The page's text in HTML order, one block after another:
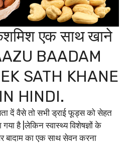
एक साथ खाने
BAADAM
SATH KHANE
HINDI.
दें वैसे तो सभी ड्राई फूड्स को सेहत
है |लेकिन स्वास्थ्य विशेषज्ञों के
का एक साथ सेवन करना